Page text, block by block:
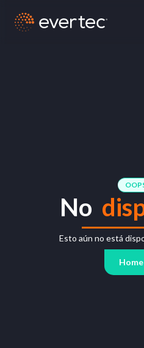
No
Esto aún no está
Home